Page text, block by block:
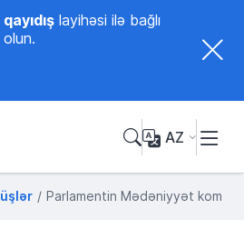
layihəsi ilə bağlı
AZ
Parlamentin Mədəniyyət